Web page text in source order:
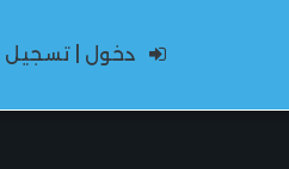
دخول | تسجيل